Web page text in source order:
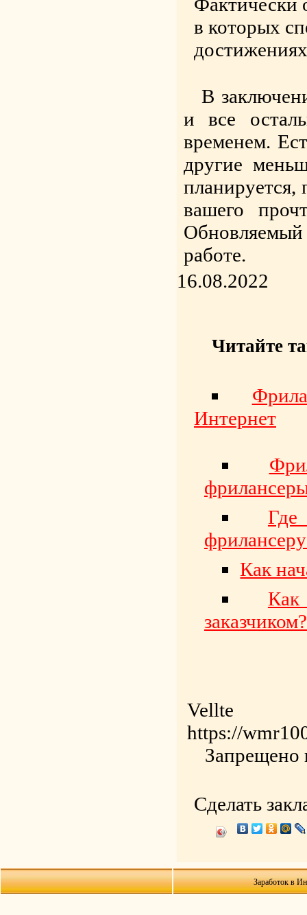
в которых
В
и все
временем.
другие
планируется,
вашего
работе.
16.08.2022
Читайте
Интернет
Где
Как
заказчиком?
Vellte
https://
Запрещено
Сделать
Заработок в